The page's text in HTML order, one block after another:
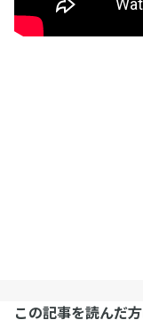
この記事を読んだ